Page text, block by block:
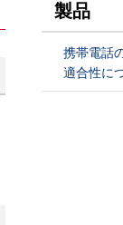
製品
携帯電話
適合性に